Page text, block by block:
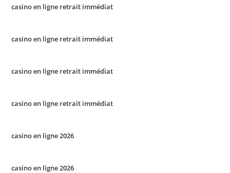
casino en ligne retrait immédiat
casino en ligne retrait immédiat
casino en ligne retrait immédiat
casino en ligne retrait immédiat
casino en ligne 2026
casino en ligne 2026